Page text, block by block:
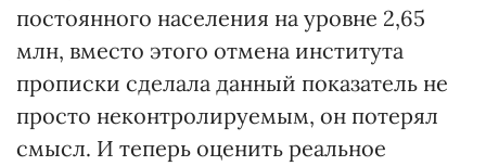
постоянного населения на уровне 2,65
млн, вместо этого отмена института
прописки сделала данный показатель не
просто неконтролируемым, он потерял
смысл. И теперь оценить реальное